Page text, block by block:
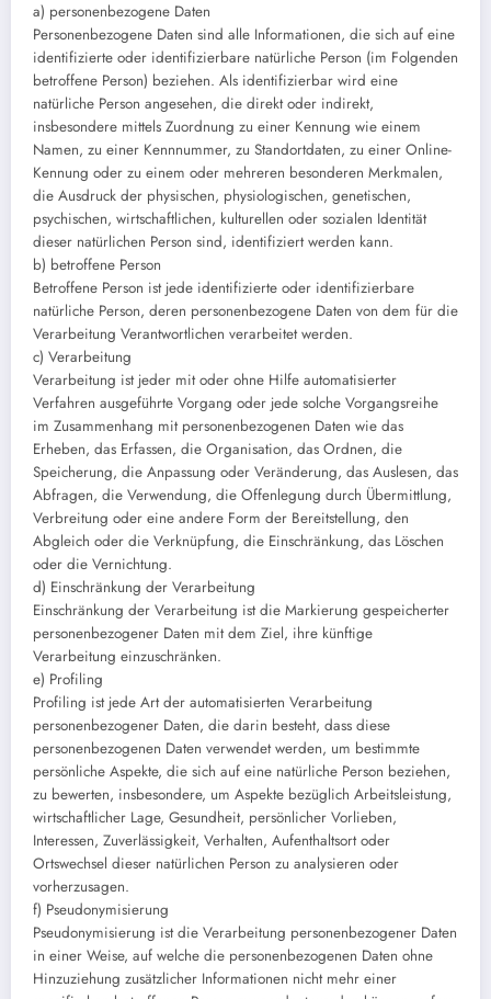
a) personenbezogene Daten
Personenbezogene Daten sind alle Informationen, die sich auf eine
identifizierte oder identifizierbare natürliche Person (im Folgenden
betroffene Person) beziehen. Als identifizierbar wird eine
natürliche Person angesehen, die direkt oder indirekt,
insbesondere mittels Zuordnung zu einer Kennung wie einem
Namen, zu einer Kennnummer, zu Standortdaten, zu einer Online-
Kennung oder zu einem oder mehreren besonderen Merkmalen,
die Ausdruck der physischen, physiologischen, genetischen,
psychischen, wirtschaftlichen, kulturellen oder sozialen Identität
dieser natürlichen Person sind, identifiziert werden kann.
b) betroffene Person
Betroffene Person ist jede identifizierte oder identifizierbare
natürliche Person, deren personenbezogene Daten von dem für die
Verarbeitung Verantwortlichen verarbeitet werden.
c) Verarbeitung
Verarbeitung ist jeder mit oder ohne Hilfe automatisierter
Verfahren ausgeführte Vorgang oder jede solche Vorgangsreihe
im Zusammenhang mit personenbezogenen Daten wie das
Erheben, das Erfassen, die Organisation, das Ordnen, die
Speicherung, die Anpassung oder Veränderung, das Auslesen, das
Abfragen, die Verwendung, die Offenlegung durch Übermittlung,
Verbreitung oder eine andere Form der Bereitstellung, den
Abgleich oder die Verknüpfung, die Einschränkung, das Löschen
oder die Vernichtung.
d) Einschränkung der Verarbeitung
Einschränkung der Verarbeitung ist die Markierung gespeicherter
personenbezogener Daten mit dem Ziel, ihre künftige
Verarbeitung einzuschränken.
e) Profiling
Profiling ist jede Art der automatisierten Verarbeitung
personenbezogener Daten, die darin besteht, dass diese
personenbezogenen Daten verwendet werden, um bestimmte
persönliche Aspekte, die sich auf eine natürliche Person beziehen,
zu bewerten, insbesondere, um Aspekte bezüglich Arbeitsleistung,
wirtschaftlicher Lage, Gesundheit, persönlicher Vorlieben,
Interessen, Zuverlässigkeit, Verhalten, Aufenthaltsort oder
Ortswechsel dieser natürlichen Person zu analysieren oder
vorherzusagen.
f) Pseudonymisierung
Pseudonymisierung ist die Verarbeitung personenbezogener Daten
in einer Weise, auf welche die personenbezogenen Daten ohne
Hinzuziehung zusätzlicher Informationen nicht mehr einer